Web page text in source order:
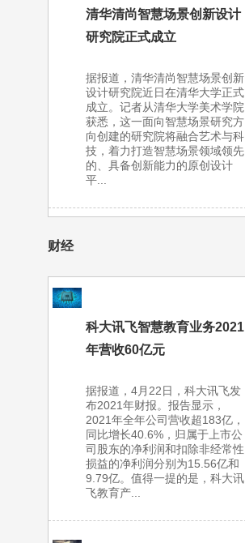
清华清尚智慧场景创新设计
研究院正式成立
据报道，清华清尚智慧场景创新
设计研究院近日在清华大学正式
成立。记者从清华大学美术学院
获悉，这一面向智慧场景研究方
向创建的研究院将融合艺术与科
技，着力打造智慧场景领域领先
的、具备创新能力的原创设计
平...
财经
科大讯飞智慧教育业务2021
年营收60亿元
据报道，4月22日，科大讯飞发
布2021年财报。报告显示，
2021年全年公司营收超183亿，
同比增长40.6%，归属于上市公
司股东的净利润和扣除非经常性
损益的净利润分别为15.56亿和
9.79亿。值得一提的是，科大讯
飞教育产...